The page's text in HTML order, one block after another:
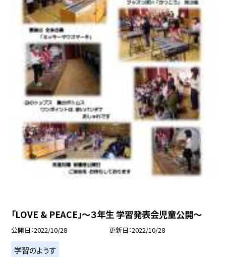
「LOVE & PEACE」〜３年生 学習発表会児童公開〜
公開日 2022/10/28 更新日 2022/10/28
学習のようす